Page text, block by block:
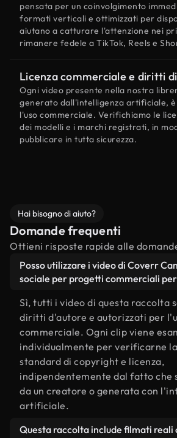
pensata per un coinvolgimento
formati verticali e ottimizzati per
aiutano a catturare l'attenzione nei
rimanere fedele a TikTok, Reels e
Licenza commerciale e diritti
Ogni video presente nella nostra
generato dall'intelligenza artificiale,
l'uso commerciale. Verifichiamo le
dei modelli e i marchi registrati, in
pubblicare in tutta sicurezza.
Hai bisogno di aiuto?
Domande frequenti
Ottieni risposte rapide alle
Posso utilizzare i video di Coverr
sociale per progetti commerciali
Sì, tutti i video di questa raccolta
diritti d'autore e autorizzati per
commerciale. Ogni clip viene
individualmente per verificarne
standard di copyright e licenza,
indipendentemente dal fatto che
da un creatore o generata con
artificiale.
Questa raccolta include filmati reali